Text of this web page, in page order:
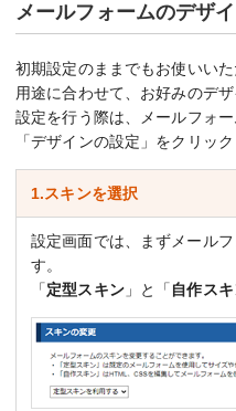
メールフォームのデザ
初期設定のままでもお使いい
用途に合わせて、お好みのデ
設定を行う際は、メールフォ
「デザインの設定」をクリック
1.スキンを選択
設定画面では、まずメール
す。
「定型スキン」と「 自作ス